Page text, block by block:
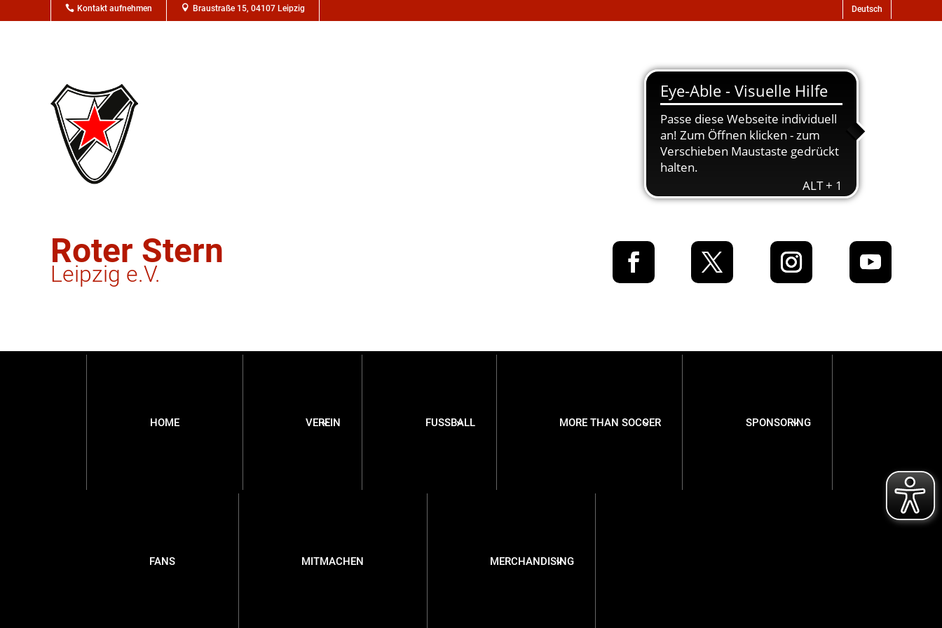
 Kontakt aufnehmen  Braustraße 15, 04107 Leipzig
Roter Stern
Leipzig e.V.
HOME VEREIN FUSSBALL MORE THAN SOCCER SPONSORING
FANS MITMACHEN MERCHANDISING